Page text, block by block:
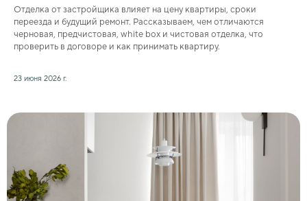
Отделка от застройщика влияет на цену квартиры, сроки
переезда и будущий ремонт. Рассказываем, чем отличаются
черновая, предчистовая, white box и чистовая отделка, что
проверить в договоре и как принимать квартиру.
23 июня 2026 г.